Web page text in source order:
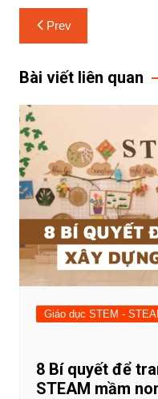
Prev
Bài viết liên quan
Giáo dục STEM -
8 Bí quyết để
STEAM mầm